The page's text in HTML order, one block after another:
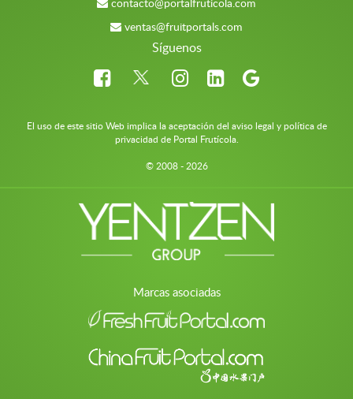
ventas@fruitportals.com
Síguenos
El uso de este sitio Web implica la aceptación del aviso legal y política de
privacidad de Portal Frutícola.
© 2008 - 2026
Marcas asociadas